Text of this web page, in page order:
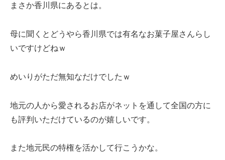
まさか香川県にあるとは。
母に聞くとどうやら香川県では有名なお菓子屋さんらし
いですけどねｗ
めいりがただ無知なだけでしたｗ
地元の人から愛されるお店がネットを通して全国の方に
も評判いただけているのが嬉しいです。
また地元民の特権を活かして行こうかな。